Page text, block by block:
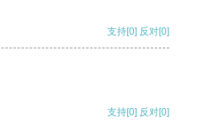
支持[0] 反对[0]
支持[0] 反对[0]